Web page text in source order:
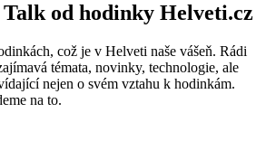
od hodinky Helveti.cz
což je v Helveti naše vášeň. Rádi
témata, novinky, technologie, ale
nejen o svém vztahu k hodinkám.
na to.